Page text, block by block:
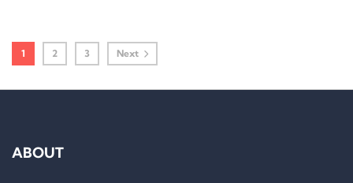
1 2 3 Next
ABOUT